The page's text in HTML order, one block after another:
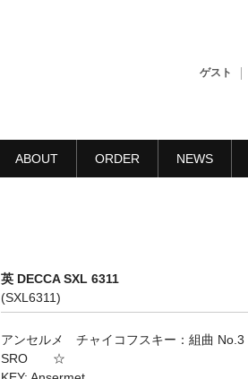
ゲスト
ABOUT ORDER NEWS
英 DECCA SXL 6311
(SXL6311)
アンセルメ チャイコフスキー：組曲
SRO ☆